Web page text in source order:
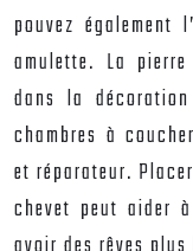
pouvez également
amulette. La
dans la
chambres à
et réparateur.
chevet peut aider